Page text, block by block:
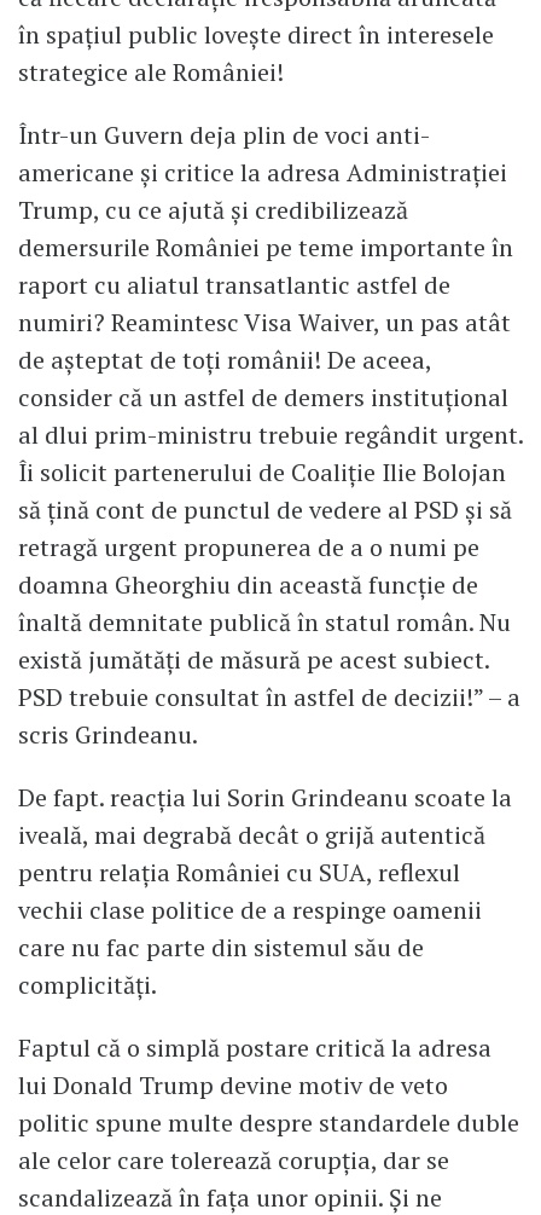
în spațiul public lovește direct în interesele
strategice ale României!
Într-un Guvern deja plin de voci anti-
americane și critice la adresa Administrației
Trump, cu ce ajută şi credibilizează
demersurile României pe teme importante în
raport cu aliatul transatlantic astfel de
numiri? Reamintesc Visa Waiver, un pas atât
de aşteptat de toți românii! De aceea,
consider că un astfel de demers instituțional
al dlui prim-ministru trebuie regândit urgent.
Îi solicit partenerului de Coaliție Ilie Bolojan
să țină cont de punctul de vedere al PSD şi să
retragă urgent propunerea de a o numi pe
doamna Gheorghiu din această funcție de
înaltă demnitate publică în statul român. Nu
există jumătăți de măsură pe acest subiect.
PSD trebuie consultat în astfel de decizii!” – a
scris Grindeanu.
De fapt. reacția lui Sorin Grindeanu scoate la
iveală, mai degrabă decât o grijă autentică
pentru relația României cu SUA, reflexul
vechii clase politice de a respinge oamenii
care nu fac parte din sistemul său de
complicități.
Faptul că o simplă postare critică la adresa
lui Donald Trump devine motiv de veto
politic spune multe despre standardele duble
ale celor care tolerează corupția, dar se
scandalizează în fața unor opinii. Și ne